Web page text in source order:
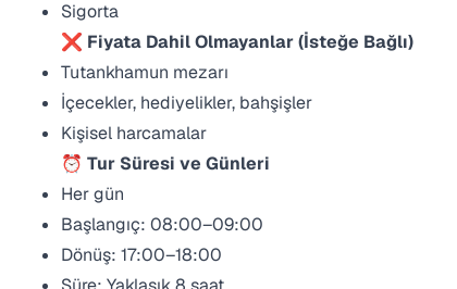
Sigorta
❌ Fiyata Dahil Olmayanlar (İsteğe Bağlı)
Tutankhamun mezarı
İçecekler, hediyelikler, bahşişler
Kişisel harcamalar
⏰ Tur Süresi ve Günleri
Her gün
Başlangıç: 08:00–09:00
Dönüş: 17:00–18:00